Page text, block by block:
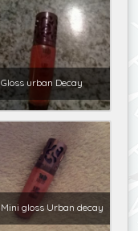
Gloss urban Decay
Mini gloss Urban decay